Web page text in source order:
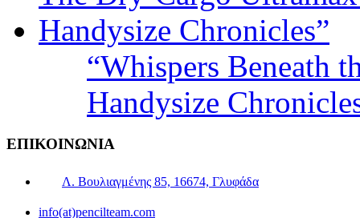
“Whispers Beneath
Handysize
ΕΠΙΚΟΙΝΩΝΙΑ
Λ. Βουλιαγμένης 85, 16674, Γλυφάδα
info(at)pencilteam.com